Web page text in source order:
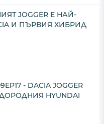
JOGGER E НАЙ-
И ПЪРВИЯ ХИБРИД
- DACIA JOGGER
HYUNDAI